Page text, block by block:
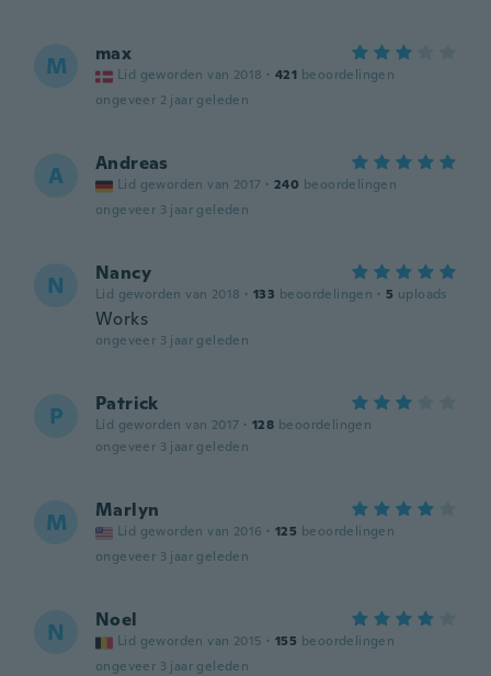
M max
Lid geworden van 2018 · 421 beoordelingen
ongeveer 2 jaar geleden
A Andreas
Lid geworden van 2017 · 240 beoordelingen
ongeveer 3 jaar geleden
N Nancy
Lid geworden van 2018 · 133 beoordelingen · 5 uploads
Works
ongeveer 3 jaar geleden
P Patrick
Lid geworden van 2017 · 128 beoordelingen
ongeveer 3 jaar geleden
M Marlyn
Lid geworden van 2016 · 125 beoordelingen
ongeveer 3 jaar geleden
N Noel
Lid geworden van 2015 · 155 beoordelingen
ongeveer 3 jaar geleden